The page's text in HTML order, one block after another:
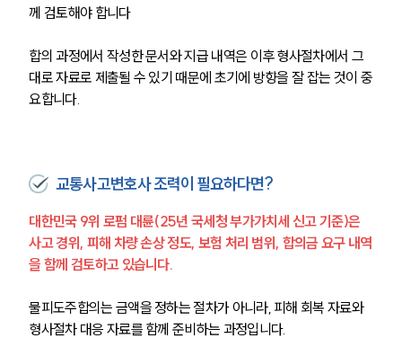
께 검토해야 합니다
합의 과정에서 작성한 문서와 지급 내역은 이후 형사절차에서 그
대로 자료로 제출될 수 있기 때문에 초기에 방향을 잘 잡는 것이 중
요합니다.
교통사고변호사 조력이 필요하다면?
대한민국 9위 로펌 대륜(25년 국세청 부가가치세 신고 기준)은
사고 경위, 피해 차량 손상 정도, 보험 처리 범위, 합의금 요구 내역
을 함께 검토하고 있습니다.
물피도주합의는 금액을 정하는 절차가 아니라, 피해 회복 자료와
형사절차 대응 자료를 함께 준비하는 과정입니다.